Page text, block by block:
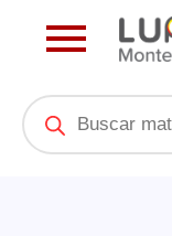
Products
search